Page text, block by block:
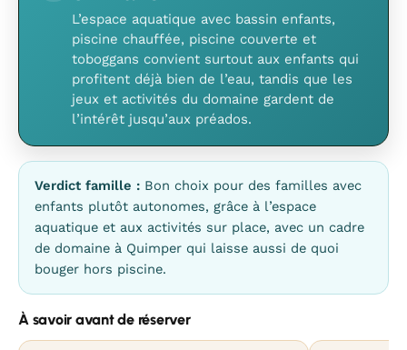
L’espace aquatique avec bassin enfants,
piscine chauffée, piscine couverte et
toboggans convient surtout aux enfants qui
profitent déjà bien de l’eau, tandis que les
jeux et activités du domaine gardent de
l’intérêt jusqu’aux préados.
Verdict famille : Bon choix pour des familles avec
enfants plutôt autonomes, grâce à l’espace
aquatique et aux activités sur place, avec un cadre
de domaine à Quimper qui laisse aussi de quoi
bouger hors piscine.
À savoir avant de réserver